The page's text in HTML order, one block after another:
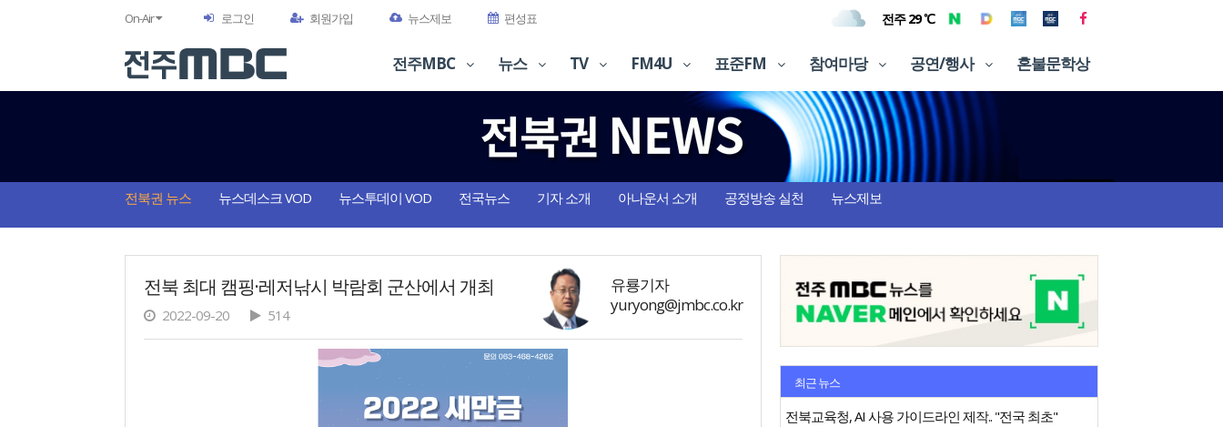
On-Air 로그인 회원가입 뉴스제보 편성표 전주 29 ℃
전주MBC 뉴스 TV FM4U 표준FM 참여마당 공연/행사 혼불문학상
전북권 뉴스 뉴스데스크 VOD 뉴스투데이 VOD 전국뉴스 기자 소개 아나운서 소개 공정방송 실천 뉴스제보
전북 최대 캠핑·레저낚시 박람회 군산에서 개최
2022-09-20 514
유룡기자
yuryong@jmbc.co.kr
최근 뉴스
전북교육청, AI 사용 가이드라인 제작.. "전국 최초"